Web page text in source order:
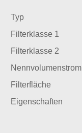
Typ
Filterklasse 1
Filterklasse 2
Nennvolumenstrom
Filterfläche
Eigenschaften